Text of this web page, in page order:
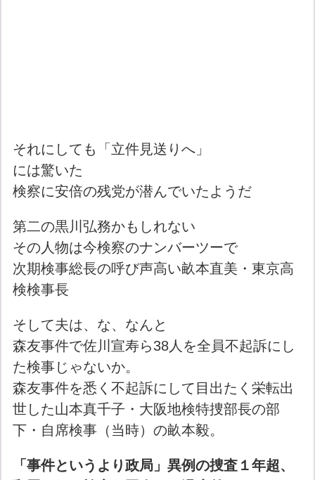
それにしても「立件見送りへ」
には驚いた
検察に安倍の残党が潜んでいたようだ
第二の黒川弘務かもしれない
その人物は今検察のナンバーツーで
次期検事総長の呼び声高い畝本直美・東京高
検検事長
そして夫は、な、なんと
森友事件で佐川宣寿ら38人を全員不起訴にし
た検事じゃないか。
森友事件を悉く不起訴にして目出たく栄転出
世した山本真千子・大阪地検特捜部長の部
下・自席検事（当時）の畝本毅。
「事件というより政局」異例の捜査１年超、